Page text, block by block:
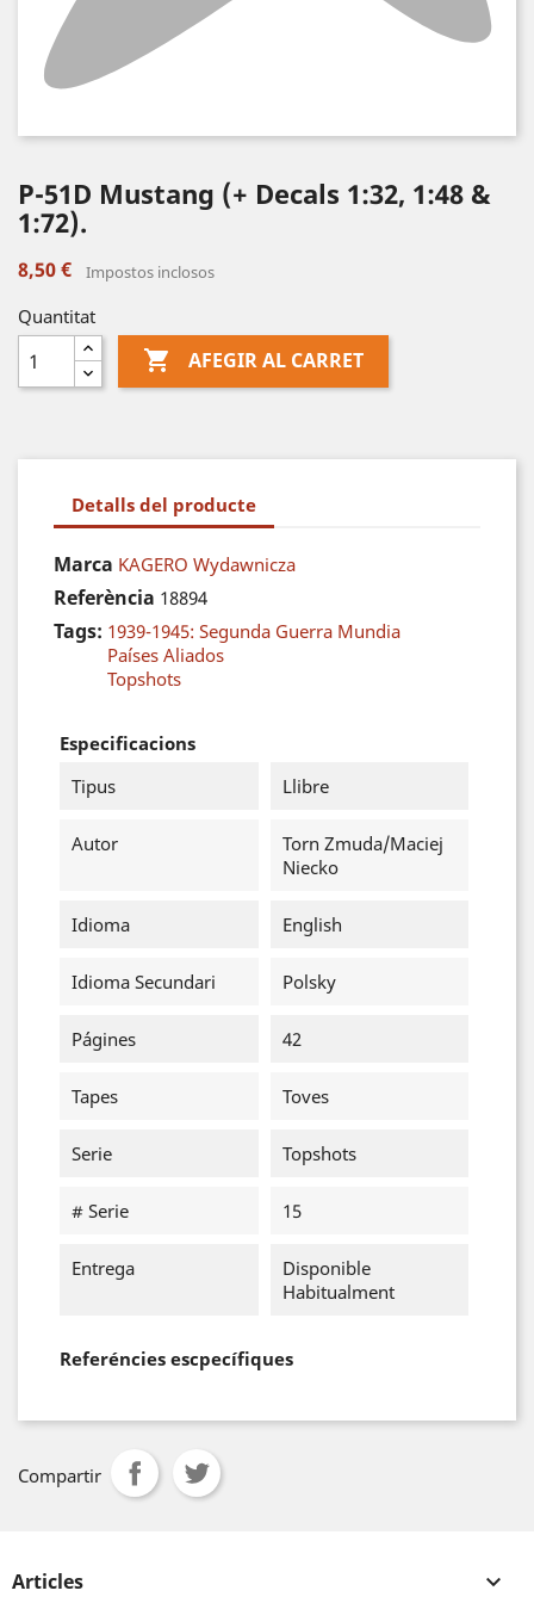
P-51D Mustang (+ Decals 1:32, 1:48 &
1:72).
8,50 € Impostos inclosos
Quantitat
 AFEGIR AL CARRET
Detalls del producte
Marca KAGERO Wydawnicza
Referència 18894
Tags: 1939-1945: Segunda Guerra Mundia
Países Aliados
Topshots
Especificacions
Tipus
Llibre
Autor
Torn Zmuda/Maciej
Niecko
Idioma English
Idioma Secundari Polsky
Págines 42
Tapes Toves
Serie Topshots
# Serie 15
Entrega
Disponible
Habitualment
Referéncies escpecífiques
Compartir
Articles 